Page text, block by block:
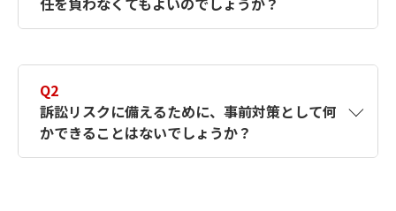
や、個人的な馴れ合いから、あえて他の取締
役や監査役に対して訴えを提起しないケース
は十分に考えられます。
Q2
訴訟リスクに備えるために、事前対策として何
かできることはないでしょうか？